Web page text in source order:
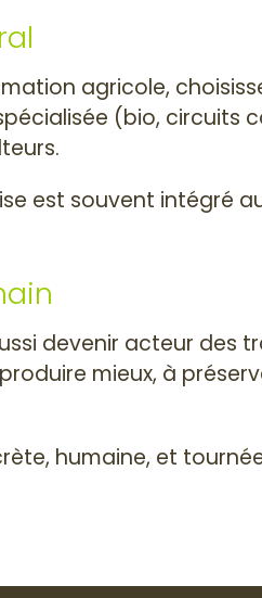
agricole,
(bio, circuits
est souvent intégré
devenir acteur des
mieux, à
humaine, et
et parcours en
cap agricole : options et